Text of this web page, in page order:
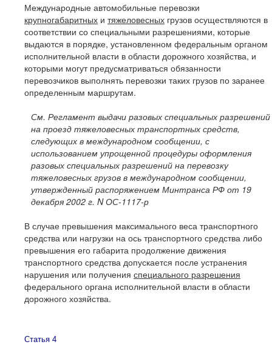
Международные автомобильные перевозки
крупногабаритных и тяжеловесных грузов осуществляются в
соответствии со специальными разрешениями, которые
выдаются в порядке, установленном федеральным органом
исполнительной власти в области дорожного хозяйства, и
которыми могут предусматриваться обязанности
перевозчиков выполнять перевозки таких грузов по заранее
определенным маршрутам.
См. Регламент выдачи разовых специальных разрешений
на проезд тяжеловесных транспортных средств,
следующих в международном сообщении, с
использованием упрощенной процедуры оформления
разовых специальных разрешений на перевозку
тяжеловесных грузов в международном сообщении,
утвержденный распоряжением Минтранса РФ от 19
декабря2002 г. N ОС-1117-р
В случае превышения максимального веса транспортного
средства или нагрузки на ось транспортного средства либо
превышения его габарита продолжение движения
транспортного средства допускается после устранения
нарушения или получения специального разрешения
федерального органа исполнительной власти в области
дорожного хозяйства.
Статья 4